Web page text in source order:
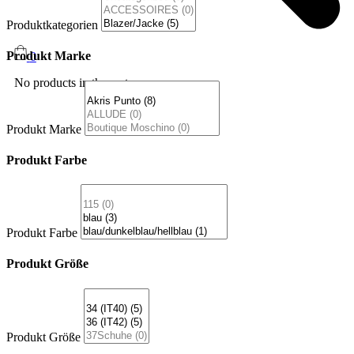
0
No products in the cart.
Produktkategorien
Produkt Marke
Produkt Marke
Produkt Farbe
Produkt Farbe
Produkt Größe
Produkt Größe